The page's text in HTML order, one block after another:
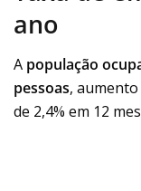
ano
A população
pessoas,
de 2,4% em 12